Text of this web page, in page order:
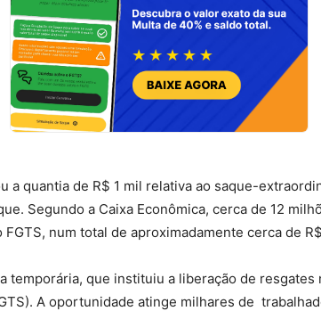
a quantia de R$ 1 mil relativa ao saque-
Segundo a Caixa Econômica, cerca de 12
FGTS, num total de aproximadamente cerca de
temporária, que instituiu a liberação de resgates
A oportunidade atinge milhares de